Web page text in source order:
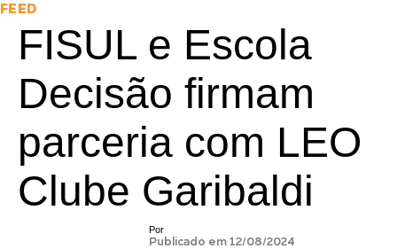
FEED
FISUL e Escola
Decisão firmam
parceria com LEO
Clube Garibaldi
Por
Publicado em 12/08/2024